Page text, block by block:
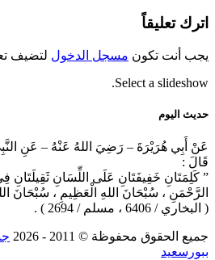
اترك تعليقاً
يجب أنت تكون مسجل الدخول لتضيف
Select a slideshow.
حديث اليوم
عَنْ أَبِي هُرَيْرَةَ – رَضِيَ اللهُ عَنْهُ – عَنِ
قَالَ :
” كَلِمَتَانِ خَفِيفَتَانِ عَلَى اللِّسَانِ ثَقِيلَتَانِ
الرَّحْمَنِ ، سُبْحَانَ اللهِ الْعَظِيمِ ، سُبْحَانَ
( البخاري / 6406 ، مسلم / 2694 ) .
جميع الحقوق محفوظة © 2011 ‐ 2026
ببورسعيد